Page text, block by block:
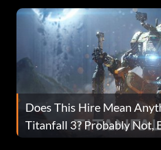
Does This Hire Mean
Titanfall 3? Probably Not,
Fans Are Hopeful